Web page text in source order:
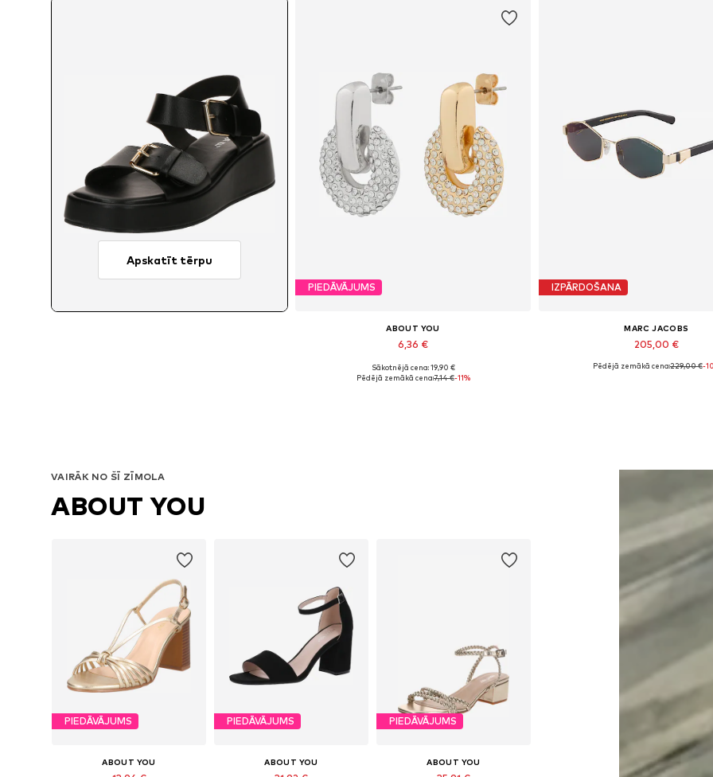
Apskatīt tērpu
PIEDĀVĀJUMS
ABOUT YOU
6,36 €
Pieejamie izmēri: One Size
Sākotnējā cena: 19,90 €
Pēdējā zemākā cena:7,14 €-11%
IZPĀRDOŠANA
MARC JACOBS
205,00 €
Pieejamie izmēri: One Size
Pēdējā zemākā cena:229,00 €-
VAIRĀK NO ŠĪ ZĪMOLA
ABOUT YOU
PIEDĀVĀJUMS
ABOUT YOU
PIEDĀVĀJUMS
ABOUT YOU
PIEDĀVĀJUMS
ABOUT YOU